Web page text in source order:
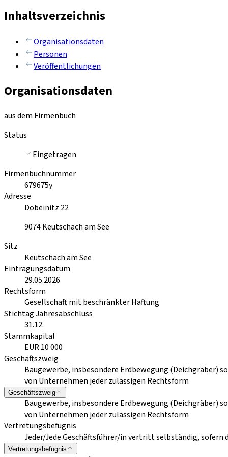
Inhaltsverzeichnis
Organisationsdaten
Personen
Veröffentlichungen
Organisationsdaten
aus dem Firmenbuch
Status
Eingetragen
Firmenbuchnummer
679675y
Adresse
Dobeinitz 22
9074Keutschach am See
Sitz
Keutschach am See
Eintragungsdatum
29.05.2026
Rechtsform
Gesellschaft mit beschränkter Haftung
Stichtag Jahresabschluss
31.12.
Stammkapital
EUR 10 000
Geschäftszweig
Baugewerbe, insbesondere Erdbewegung (Deichgräber)
von Unternehmen jeder zulässigen Rechtsform
Geschäftszweig
Baugewerbe, insbesondere Erdbewegung (Deichgräber)
von Unternehmen jeder zulässigen Rechtsform
Vertretungsbefugnis
Jeder/Jede Geschäftsführer/in vertritt selbständig,
Vertretungsbefugnis